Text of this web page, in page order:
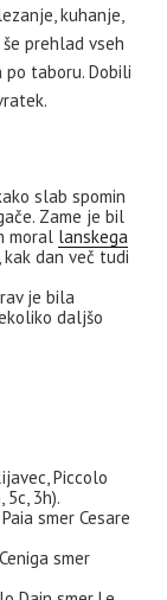
kuhanje,
prehlad vseh
po taboru. Dobili
slab spomin
Zame je bil
moral lanskega
dan več tudi
je bila
daljšo
Piccolo
3h).
smer Cesare
smer